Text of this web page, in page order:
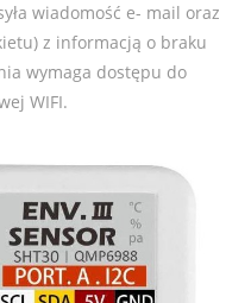
wiadomość e- mail oraz
z informacją o braku
wymaga dostępu do
WIFI.